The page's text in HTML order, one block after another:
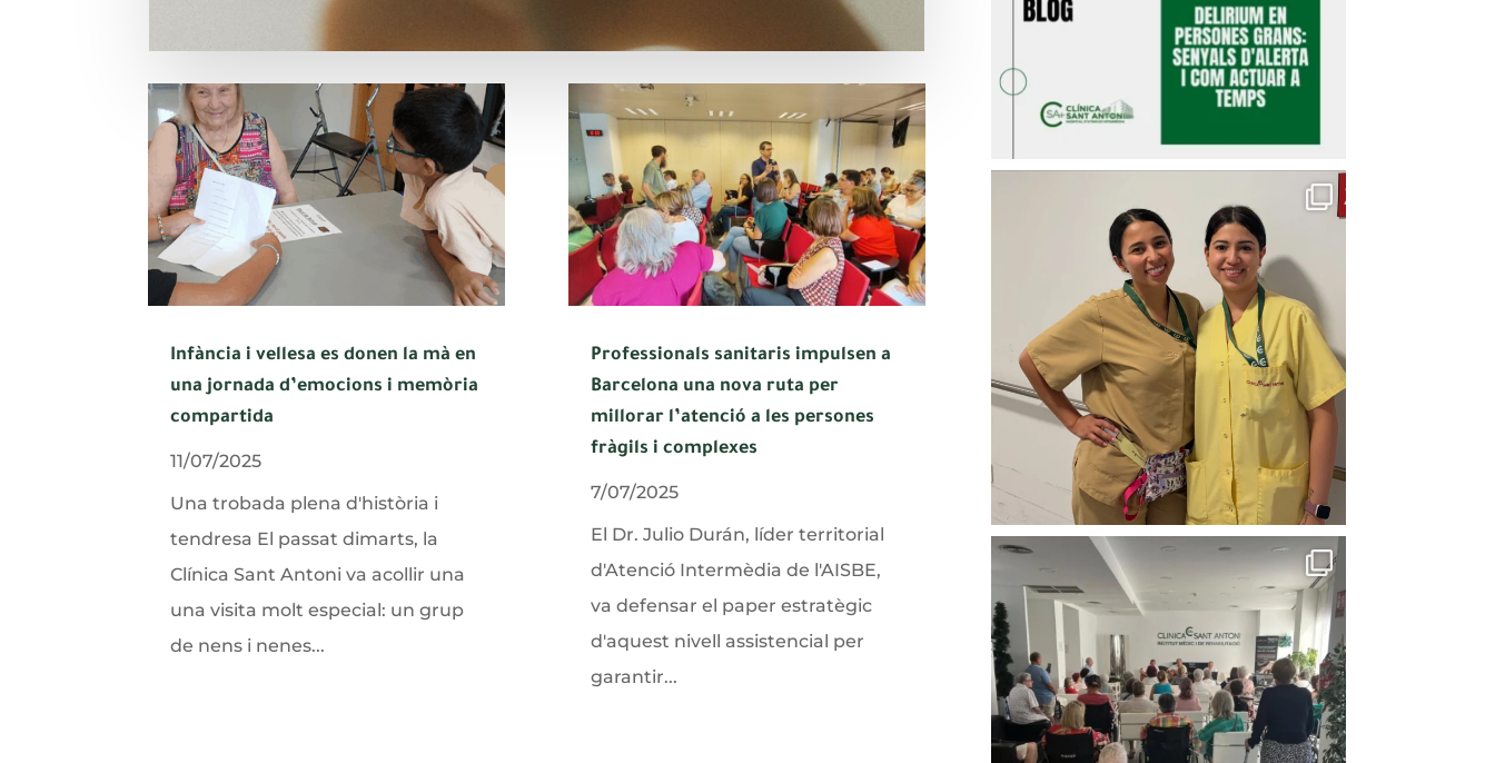
Infància i vellesa es donen la mà en
una jornada d’emocions i memòria
compartida
11/07/2025
Una trobada plena d'història i
tendresa El passat dimarts, la
Clínica Sant Antoni va acollir una
una visita molt especial: un grup
de nens i nenes...
Professionals sanitaris impulsen a
Barcelona una nova ruta per
millorar l’atenció a les persones
fràgils i complexes
7/07/2025
El Dr. Julio Durán, líder territorial
d'Atenció Intermèdia de l'AISBE,
va defensar el paper estratègic
d'aquest nivell assistencial per
garantir...